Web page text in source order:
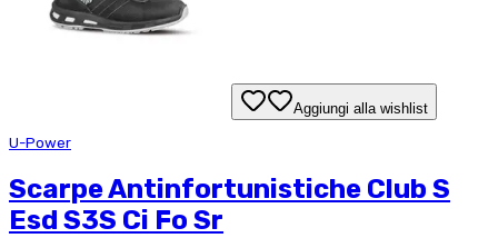
Aggiungi alla wishlist
U-Power
Scarpe Antinfortunistiche Club S
Esd S3S Ci Fo Sr